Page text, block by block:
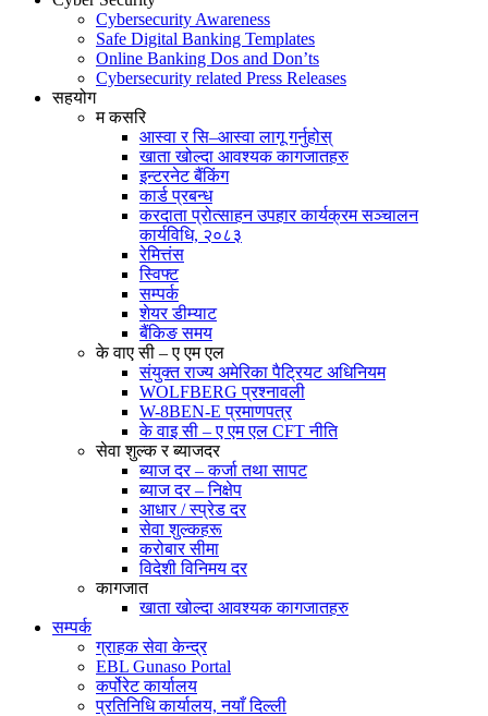
Cybersecurity Awareness
Safe Digital Banking Templates
Online Banking Dos and Don’ts
Cybersecurity related Press Releases
सहयोग
म कसरि
आस्वा र सि–आस्वा लागू गर्नुहोस्
खाता खोल्दा आवश्यक कागजातहरु
इन्टरनेट बैंकिंग
कार्ड प्रबन्ध
करदाता प्रोत्साहन उपहार कार्यक्रम सञ्चालन
कार्यविधि, २०८३
रेमित्तंस
स्विफ्ट
सम्पर्क
शेयर डीम्याट
बैंकिङ समय
के वाए सी – ए एम एल
संयुक्त राज्य अमेरिका पैट्रियट अधिनियम
WOLFBERG प्रश्नावली
W-8BEN-E प्रमाणपत्र
के वाइ सी – ए एम एल CFT नीति
सेवा शुल्क र ब्याजदर
ब्याज दर – कर्जा तथा सापट
ब्याज दर – निक्षेप
आधार / स्प्रेड दर
सेवा शुल्कहरू
करोबार सीमा
विदेशी विनिमय दर
कागजात
खाता खोल्दा आवश्यक कागजातहरु
सम्पर्क
ग्राहक सेवा केन्द्र
EBL Gunaso Portal
कर्पोरेट कार्यालय
प्रतिनिधि कार्यालय, नयाँ दिल्ली